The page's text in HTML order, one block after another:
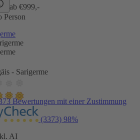
ab €999,-
Person
- Sarigerme
Bewertungen mit einer Zustimmung
(3373) 98%
AI